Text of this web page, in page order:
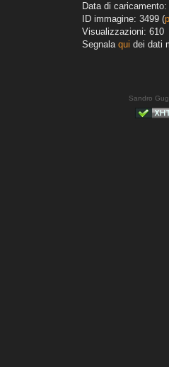
Data di
ID immagine: 3499 (
Visualizzazioni: 610
Segnala qui dei dati
Sandro